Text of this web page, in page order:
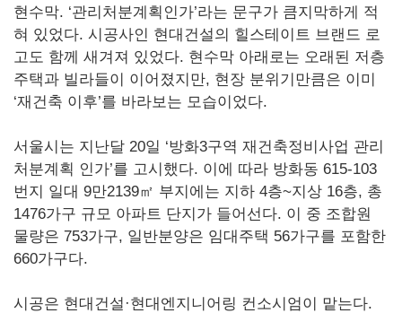
현수막. ‘관리처분계획인가’라는 문구가 큼지막하게 적
혀 있었다. 시공사인 현대건설의 힐스테이트 브랜드 로
고도 함께 새겨져 있었다. 현수막 아래로는 오래된 저층
주택과 빌라들이 이어졌지만, 현장 분위기만큼은 이미
‘재건축 이후’를 바라보는 모습이었다.
서울시는 지난달 20일 ‘방화3구역 재건축정비사업 관리
처분계획 인가’를 고시했다. 이에 따라 방화동 615-103
번지 일대 9만2139㎡ 부지에는 지하 4층~지상 16층, 총
1476가구 규모 아파트 단지가 들어선다. 이 중 조합원
물량은 753가구, 일반분양은 임대주택 56가구를 포함한
660가구다.
시공은 현대건설·현대엔지니어링 컨소시엄이 맡는다.